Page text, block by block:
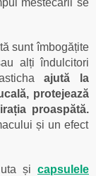
mestecării se
sunt îmbogățite
alți îndulcitori
ajută la
protejează
proaspătă.
și un efect
și capsulele